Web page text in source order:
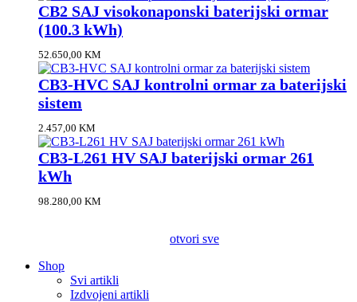
CB2 SAJ visokonaponski baterijski ormar
(100.3 kWh)
52.650,00 KM
CB3-HVC SAJ kontrolni ormar za baterijski
sistem
2.457,00 KM
CB3-L261 HV SAJ baterijski ormar 261
kWh
98.280,00 KM
otvori sve
Shop
Svi artikli
Izdvojeni artikli